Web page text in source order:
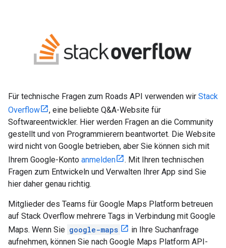
Für technische Fragen zum Roads API verwenden wir Stack
Overflow
, eine beliebte Q&A-Website für
Softwareentwickler. Hier werden Fragen an die Community
gestellt und von Programmierern beantwortet. Die Website
wird nicht von Google betrieben, aber Sie können sich mit
Ihrem Google-Konto anmelden
. Mit Ihren technischen
Fragen zum Entwickeln und Verwalten Ihrer App sind Sie
hier daher genau richtig.
Mitglieder des Teams für Google Maps Platform betreuen
auf Stack Overflow mehrere Tags in Verbindung mit Google
Maps. Wenn Sie google-maps
in Ihre Suchanfrage
aufnehmen, können Sie nach Google Maps Platform API-